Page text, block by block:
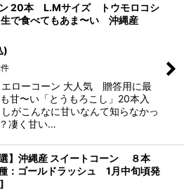
ン 20本 L.Mサイズ トウモロコシ
生で食べてもあま〜い 沖縄産
)
件
エローコーン 大人気 贈答用に最
〜い「とうもろこし」20本入
がこんなに甘いなんて知らなかっ
凄く甘い…
選】沖縄産 スイートコーン ８本
：ゴールドラッシュ 1月中旬頃発
]